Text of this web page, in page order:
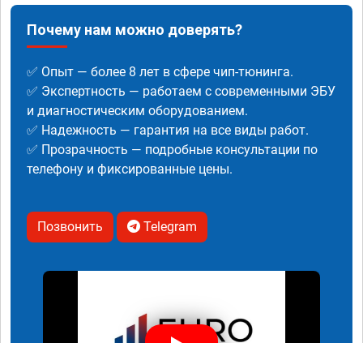
Почему нам можно доверять?
✅ Опыт — более 8 лет в сфере чип-тюнинга.
✅ Экспертность — работаем с современными ЭБУ
и диагностическим оборудованием.
✅ Надежность — гарантия на все виды работ.
✅ Прозрачность — подробные консультации по
телефону и фиксированные цены.
Позвонить Telegram